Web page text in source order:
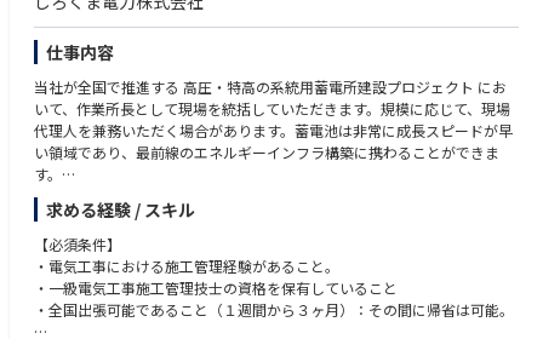
仕事内容
当社が全国で推進する 高圧・特高の系統用蓄電所建設プロジェクト にお
いて、作業所長として現場を統括していただきます。規模に応じて、現場
代理人を兼務いただく場合があります。蓄電池は非常に成長スピードが早
い領域であり、最前線のエネルギーインフラ構築に携わることができま
す。
【職務詳細】
・系統用蓄電所建設工事における作業所長業務（監理技術者）
・高圧・特高案件の電気設備施工管理（工程・品質・安全・原価・環境）
・現場常駐での協力会社マネジメントおよび各種調整業務
┗高圧案件（工期：約3週間）・特高案件（工期：約2年）におけるプロ
ジェクト全体の進行管理
求める経験 / スキル
【必須条件】
・電気工事における施工管理経験があること。
・一級電気工事施工管理技士の資格を保有していること
・全国出張可能であること（１週間から３ヶ月）：その間に帰省は可能。